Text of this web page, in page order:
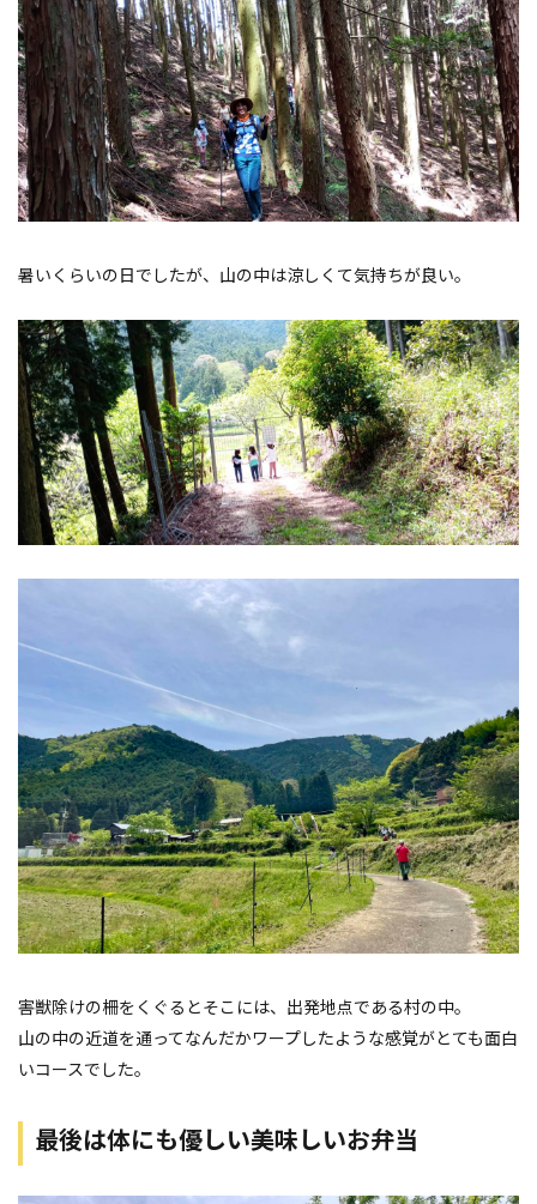
暑いくらいの日でしたが、山の中は涼しくて気持ちが良い。
害獣除けの柵をくぐるとそこには、出発地点である村の中。
山の中の近道を通ってなんだかワープしたような感覚がとても面白
いコースでした。
最後は体にも優しい美味しいお弁当